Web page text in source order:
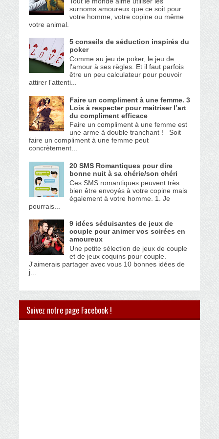
surnoms amoureux que ce soit pour
votre homme, votre copine ou même
votre animal.
5 conseils de séduction inspirés du
poker
Comme au jeu de poker, le jeu de
l'amour à ses règles. Et il faut parfois
être un peu calculateur pour pouvoir
attirer l'attenti...
Faire un compliment à une femme. 3
Lois à respecter pour maitriser l’art
du compliment efficace
Faire un compliment à une femme est
une arme à double tranchant ! Soit
faire un compliment à une femme peut
concrètement...
20 SMS Romantiques pour dire
bonne nuit à sa chérie/son chéri
Ces SMS romantiques peuvent très
bien être envoyés à votre copine mais
également à votre homme. 1. Je
pourrais...
9 idées séduisantes de jeux de
couple pour animer vos soirées en
amoureux
Une petite sélection de jeux de couple
et de jeux coquins pour couple.
J'aimerais partager avec vous 10 bonnes idées de
j...
Suivez notre page Facebook !